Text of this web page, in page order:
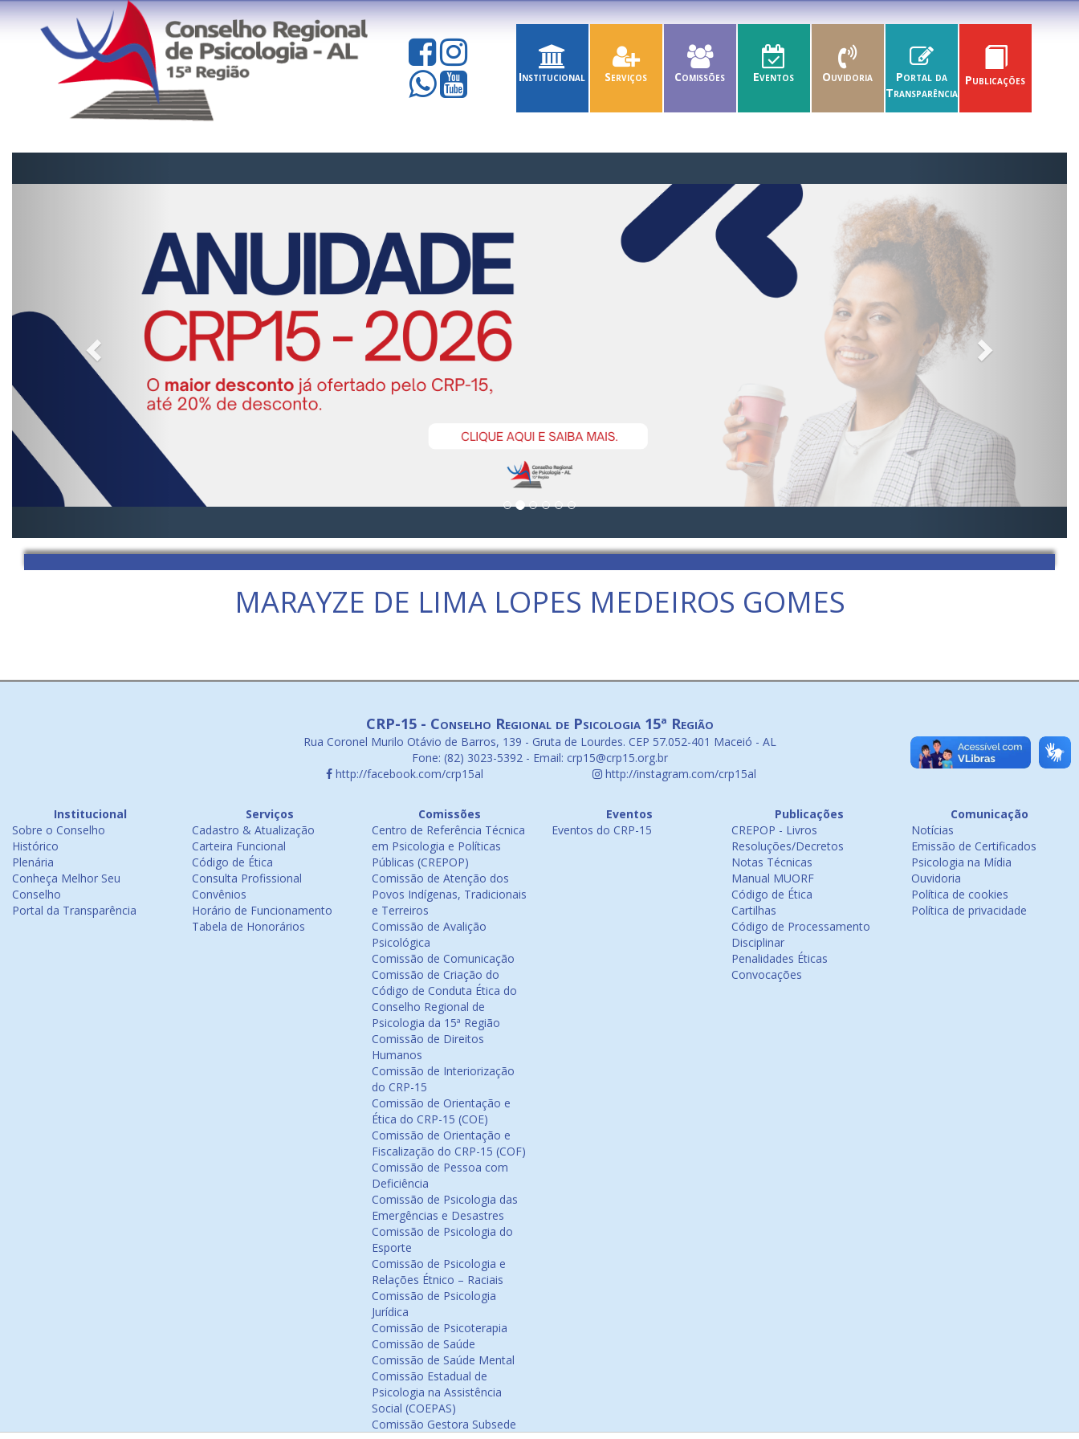
Institucional Serviços Comissões Eventos Ouvidoria
Portal da
Transparência
Publicações
MARAYZE DE LIMA LOPES MEDEIROS GOMES
CRP-15 - Conselho Regional de Psicologia 15ª Região
Rua Coronel Murilo Otávio de Barros, 139 - Gruta de Lourdes. CEP 57.052-401 Maceió - AL
Fone: (82) 3023-5392 - Email: crp15@crp15.org.br
http://facebook.com/crp15al
http://instagram.com/crp15al
Institucional
Sobre o Conselho
Histórico
Plenária
Conheça Melhor Seu
Conselho
Portal da Transparência
Serviços
Cadastro & Atualização
Carteira Funcional
Código de Ética
Consulta Profissional
Convênios
Horário de Funcionamento
Tabela de Honorários
Comissões
Centro de Referência Técnica
em Psicologia e Políticas
Públicas (CREPOP)
Comissão de Atenção dos
Povos Indígenas, Tradicionais
e Terreiros
Comissão de Avalição
Psicológica
Comissão de Comunicação
Comissão de Criação do
Código de Conduta Ética do
Conselho Regional de
Psicologia da 15ª Região
Comissão de Direitos
Humanos
Comissão de Interiorização
do CRP-15
Comissão de Orientação e
Ética do CRP-15 (COE)
Comissão de Orientação e
Fiscalização do CRP-15 (COF)
Comissão de Pessoa com
Deficiência
Comissão de Psicologia das
Emergências e Desastres
Comissão de Psicologia do
Esporte
Comissão de Psicologia e
Relações Étnico – Raciais
Comissão de Psicologia
Jurídica
Comissão de Psicoterapia
Comissão de Saúde
Comissão de Saúde Mental
Comissão Estadual de
Psicologia na Assistência
Social (COEPAS)
Comissão Gestora Subsede
Eventos
Eventos do CRP-15
Publicações
CREPOP - Livros
Resoluções/Decretos
Notas Técnicas
Manual MUORF
Código de Ética
Cartilhas
Código de Processamento
Disciplinar
Penalidades Éticas
Convocações
Comunicação
Notícias
Emissão de Certificados
Psicologia na Mídia
Ouvidoria
Política de cookies
Política de privacidade